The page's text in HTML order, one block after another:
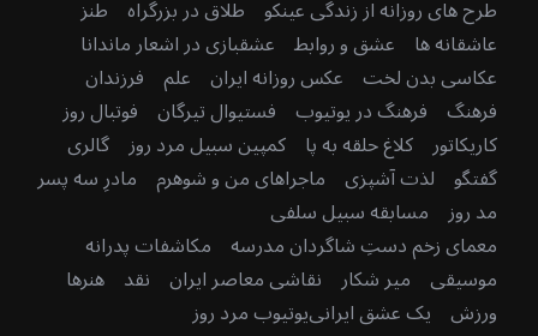
طرح های روزانه از زندگی عینکو طلاق در بزرگراه طنز
عاشقانه ها عشق و روابط عشقبازی در اشعار ماندانا
عکاسی بدن لخت عکس روزانه ایران علم فرزندان
فرهنگ فرهنگ در یوتیوب فستیوال تیرگان فوتبال روز
کاریکاتور کلاغ حلقه به پا کمپین سبیل مرد روز گالری
گفتگو لذت آشپزی ماجراهای من و شوهرم مادرِ سه پسر
مد روز مسابقه سبیل سلفی
معمای زخم دستِ شاگردان مدرسه مکاشفات پدرانه
موسیقی میر شکار نقاشی معاصر ایران نقد هنرها
ورزش یک عشق ایرانییوتیوب مرد روز